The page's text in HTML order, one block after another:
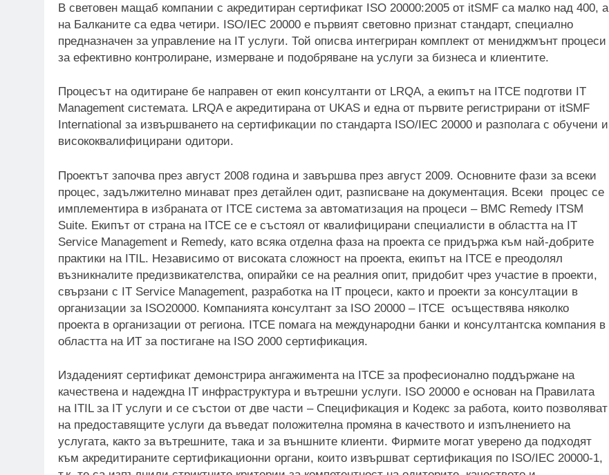
В световен мащаб компании с акредитиран сертификат ISO 20000:2005 от itSMF са малко над 400, а
на Балканите са едва четири. ISO/IEC 20000 е първият световно признат стандарт, специално
предназначен за управление на IT услуги. Той описва интегриран комплект от мениджмънт процеси
за ефективно контролиране, измерване и подобряване на услуги за бизнеса и клиентите.
Процесът на одитиране бе направен от екип консултанти от LRQA, а екипът на ITCE подготви IT
Management системата. LRQA е акредитирана от UKAS и една от първите регистрирани от itSMF
International за извършването на сертификации по стандарта ISO/IEC 20000 и разполага с обучени и
висококвалифицирани одитори.
Проектът започва през август 2008 година и завършва през август 2009. Основните фази за всеки
процес, задължително минават през детайлен одит, разписване на документация. Всеки процес се
имплементира в избраната от ITCE система за автоматизация на процеси – BMC Remedy ITSM
Suite. Екипът от страна на ITCE се е състоял от квалифицирани специалисти в областта на IT
Service Management и Remedy, като всяка отделна фаза на проекта се придържа към най-добрите
практики на ITIL. Независимо от високата сложност на проекта, екипът на ITCE е преодолял
възникналите предизвикателства, опирайки се на реалния опит, придобит чрез участие в проекти,
свързани с IT Service Management, разработка на IT процеси, както и проекти за консултации в
организации за ISO20000. Компанията консултант за ISO 20000 – ITCE осъществява няколко
проекта в организации от региона. ITCE помага на международни банки и консултантска компания в
областта на ИТ за постигане на ISO 2000 сертификация.
Издаденият сертификат демонстрира ангажимента на ITCE за професионално поддържане на
качествена и надеждна IT инфраструктура и вътрешни услуги. ISO 20000 е основан на Правилата
на ITIL за IT услуги и се състои от две части – Спецификация и Кодекс за работа, които позволяват
на предоставящите услуги да въведат положителна промяна в качеството и изпълнението на
услугата, както за вътрешните, така и за външните клиенти. Фирмите могат уверено да подходят
към акредитираните сертификационни органи, които извършват сертификация по ISO/IEC 20000-1,